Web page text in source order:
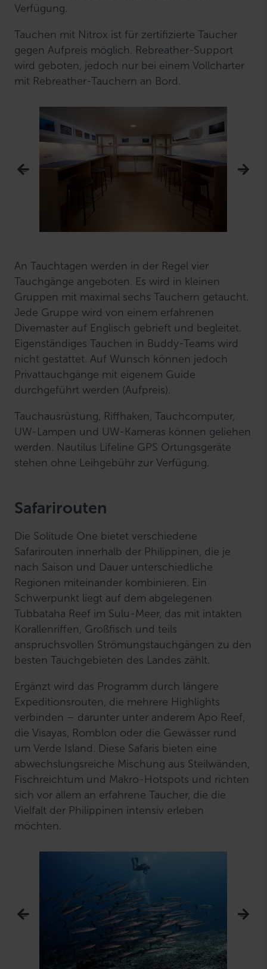
Verfügung.
Tauchen mit Nitrox ist für zertifizierte Taucher
gegen Aufpreis möglich. Rebreather-Support
wird geboten, jedoch nur bei einem Vollcharter
mit Rebreather-Tauchern an Bord.
An Tauchtagen werden in der Regel vier
Tauchgänge angeboten. Es wird in kleinen
Gruppen mit maximal sechs Tauchern getaucht.
Jede Gruppe wird von einem erfahrenen
Divemaster auf Englisch gebrieft und begleitet.
Eigenständiges Tauchen in Buddy-Teams wird
nicht gestattet. Auf Wunsch können jedoch
Privattauchgänge mit eigenem Guide
durchgeführt werden (Aufpreis).
Tauchausrüstung, Riffhaken, Tauchcomputer,
UW-Lampen und UW-Kameras können geliehen
werden. Nautilus Lifeline GPS Ortungsgeräte
stehen ohne Leihgebühr zur Verfügung.
Safarirouten
Die Solitude One bietet verschiedene
Safarirouten innerhalb der Philippinen, die je
nach Saison und Dauer unterschiedliche
Regionen miteinander kombinieren. Ein
Schwerpunkt liegt auf dem abgelegenen
Tubbataha Reef im Sulu-Meer, das mit intakten
Korallenriffen, Großfisch und teils
anspruchsvollen Strömungstauchgängen zu den
besten Tauchgebieten des Landes zählt.
Ergänzt wird das Programm durch längere
Expeditionsrouten, die mehrere Highlights
verbinden – darunter unter anderem Apo Reef,
die Visayas, Romblon oder die Gewässer rund
um Verde Island. Diese Safaris bieten eine
abwechslungsreiche Mischung aus Steilwänden,
Fischreichtum und Makro-Hotspots und richten
sich vor allem an erfahrene Taucher, die die
Vielfalt der Philippinen intensiv erleben
möchten.